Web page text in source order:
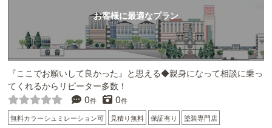
お客様に最適なプラン
『ここでお願いして良かった』と思える◆親身になって相談に乗っ
てくれるからリピーター多数！
0件 0件
無料カラーシュミレーション可 見積り無料 保証有り 塗装専門店